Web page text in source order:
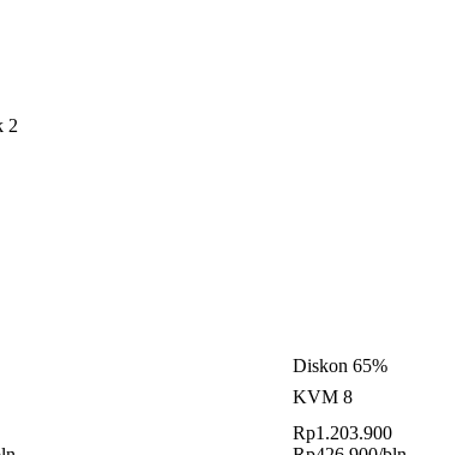
2
Diskon 65%
KVM 8
Rp1.203.900